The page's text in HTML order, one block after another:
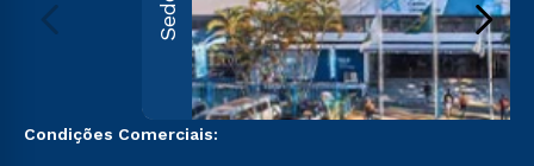
Sede
Condições Comerciais: